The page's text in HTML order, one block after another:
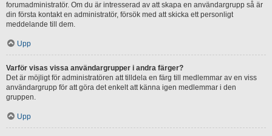
forumadministratör. Om du är intresserad av att skapa en användargrupp så är
din första kontakt en administratör, försök med att skicka ett personligt
meddelande till dem.
Upp
Varför visas vissa användargrupper i andra färger?
Det är möjligt för administratören att tilldela en färg till medlemmar av en viss
användargrupp för att göra det enkelt att känna igen medlemmar i den
gruppen.
Upp